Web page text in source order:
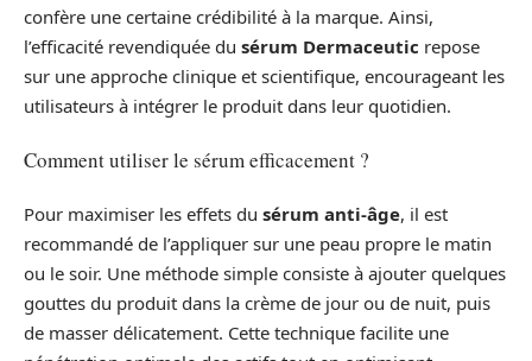
confère une certaine crédibilité à la marque. Ainsi,
l’efficacité revendiquée du sérum Dermaceutic repose
sur une approche clinique et scientifique, encourageant les
utilisateurs à intégrer le produit dans leur quotidien.
Comment utiliser le sérum efficacement ?
Pour maximiser les effets du sérum anti-âge, il est
recommandé de l’appliquer sur une peau propre le matin
ou le soir. Une méthode simple consiste à ajouter quelques
gouttes du produit dans la crème de jour ou de nuit, puis
de masser délicatement. Cette technique facilite une